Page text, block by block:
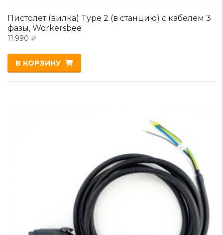
Пистолет (вилка) Type 2 (в станцию) с кабелем 3
фазы, Workersbee
11.990 ₽
В КОРЗИНУ